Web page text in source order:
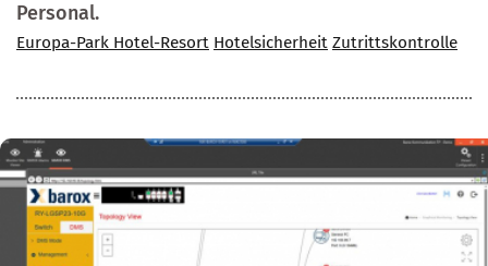
Personal.
Europa-Park Hotel-Resort Hotelsicherheit Zutrittskontrolle